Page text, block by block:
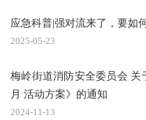
应急科普|强对流来了，要如
2025-05-23
梅岭街道消防安全委员会 关
月 活动方案》的通知
2024-11-13